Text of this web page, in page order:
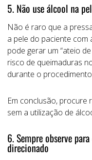
5. Não use álcool na
Não é raro que a
a pele do paciente
pode gerar um “ateio
risco de queimaduras
durante o
Em conclusão, procure
sem a utilização de
6. Sempre observe
direcionado